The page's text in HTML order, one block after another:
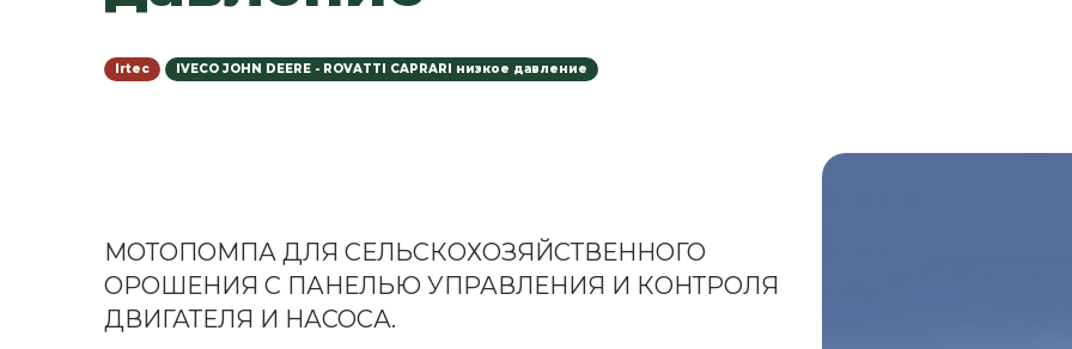
Irtec IVECO JOHN DEERE - ROVATTI CAPRARI низкое давление
МОТОПОМПА ДЛЯ СЕЛЬСКОХОЗЯЙСТВЕННОГО
ОРОШЕНИЯ С ПАНЕЛЬЮ УПРАВЛЕНИЯ И КОНТРОЛЯ
ДВИГАТЕЛЯ И НАСОСА.